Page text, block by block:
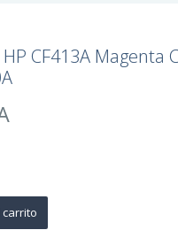
CF413A